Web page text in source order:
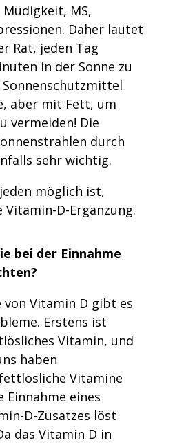
Müdigkeit, MS,
Daher lautet
Rat, jeden Tag
in der Sonne zu
aber mit Fett, um
vermeiden! Die
durch
sehr wichtig.
möglich ist,
D-Ergänzung.
bei der Einnahme
von Vitamin D gibt es
Erstens ist
Vitamin, und
haben
Vitamine
Einnahme eines
D-Zusatzes löst
das Vitamin D in